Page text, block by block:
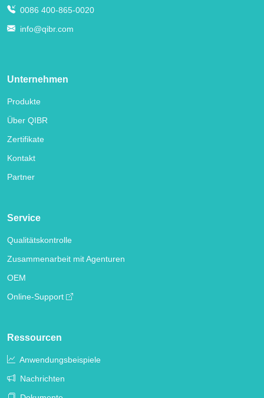
0086 400-865-0020
info@qibr.com
Unternehmen
Produkte
Über QIBR
Zertifikate
Kontakt
Partner
Service
Qualitätskontrolle
Zusammenarbeit mit Agenturen
OEM
Online-Support
Ressourcen
Anwendungsbeispiele
Nachrichten